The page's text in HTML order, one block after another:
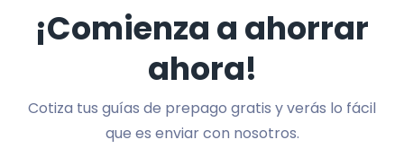
¡Comienza a ahorrar
ahora!
Cotiza tus guías de prepago gratis y verás lo fácil
que es enviar con nosotros.